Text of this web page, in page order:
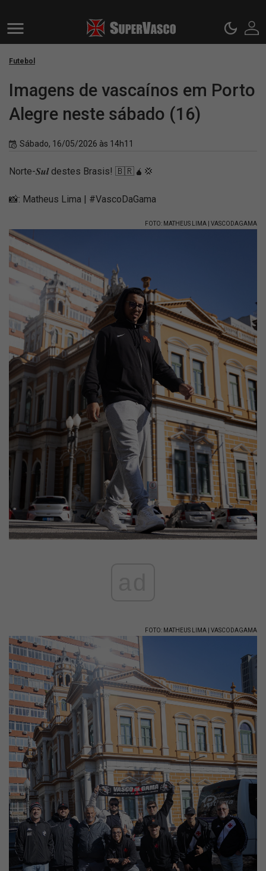
Futebol
Imagens de vascaínos em Porto
Alegre neste sábado (16)
Sábado, 16/05/2026 às 14h11
Norte-𝑺𝒖𝒍 destes Brasis! 🇧🇷🧉💢
📸: Matheus Lima | #VascoDaGama
FOTO: MATHEUS LIMA | VASCODAGAMA
FOTO: MATHEUS LIMA | VASCODAGAMA